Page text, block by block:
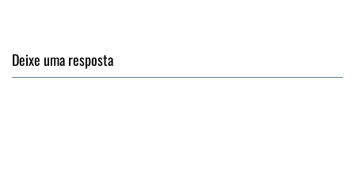
Deixe uma resposta